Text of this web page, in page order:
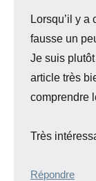
Lorsqu’il y a
fausse un
Je suis
article très
comprendre
Très
Répondre